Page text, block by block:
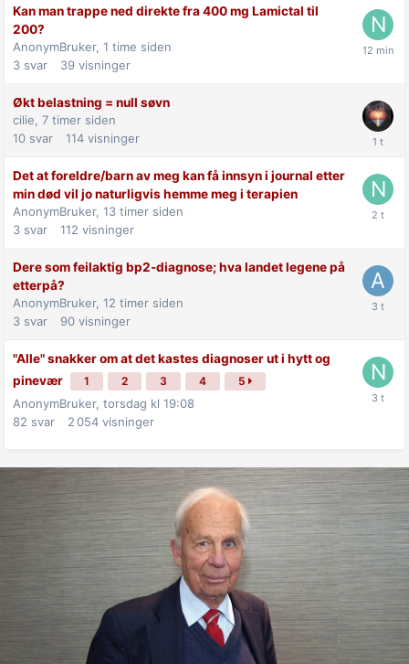
Kan man trappe ned direkte fra 400 mg Lamictal til
200?
AnonymBruker, 1 time siden
3 svar 39 visninger
Økt belastning = null søvn
cilie, 7 timer siden
10 svar 114 visninger
Det at foreldre/barn av meg kan få innsyn i journal etter
min død vil jo naturligvis hemme meg i terapien
AnonymBruker, 13 timer siden
3 svar 112 visninger
Dere som feilaktig bp2-diagnose; hva landet legene på
etterpå?
AnonymBruker, 12 timer siden
3 svar 90 visninger
"Alle" snakker om at det kastes diagnoser ut i hytt og
pinevær
1 2 3 4 5
AnonymBruker, torsdag kl 19:08
82 svar 2 054 visninger